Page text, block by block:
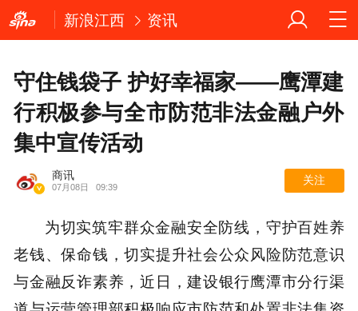
新浪江西 资讯
守住钱袋子 护好幸福家——鹰潭建
行积极参与全市防范非法金融户外
集中宣传活动
商讯
07月08日 09:39
关注
为切实筑牢群众金融安全防线，守护百姓养
老钱、保命钱，切实提升社会公众风险防范意识
与金融反诈素养，近日，建设银行鹰潭市分行渠